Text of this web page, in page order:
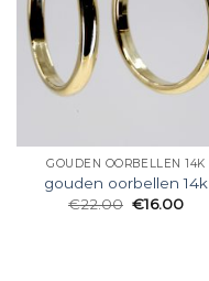
GOUDEN OORBELLEN 14K
gouden oorbellen 14k
€22.00 €16.00